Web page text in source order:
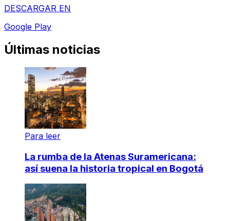
DESCARGAR EN
Google Play
Últimas noticias
Para leer
La rumba de la Atenas Suramericana:
así suena la historia tropical en Bogotá